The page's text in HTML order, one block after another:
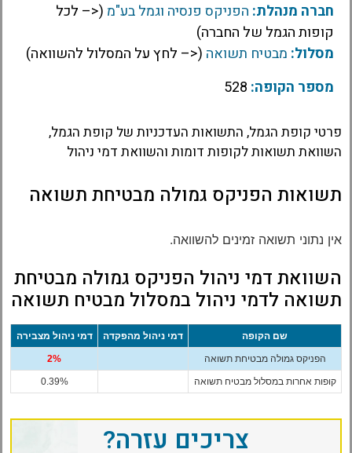
חברה מנהלת: הפניקס פנסיה וגמל בע"מ (<– לכל
קופות הגמל של החברה)
מסלול: מבטיח תשואה (<– לחץ על המסלול להשוואה)
מספר הקופה:
פרטי קופת הגמל, התשואות העדכניות של קופת הגמל,
השוואת תשואות לקופות דומות והשוואת דמי ניהול
תשואות הפניקס גמולה מבטיחת תשואה
אין נתוני תשואה זמינים להשוואה.
השוואת דמי ניהול הפניקס גמולה מבטיחת
תשואה לדמי ניהול במסלול מבטיח תשואה
שם הקופה דמי ניהול מהפקדה דמי ניהול מצבירה
הפניקס גמולה מבטיחת תשואה 2%
קופות אחרות במסלול מבטיח תשואה 0.39%
צריכים עזרה?